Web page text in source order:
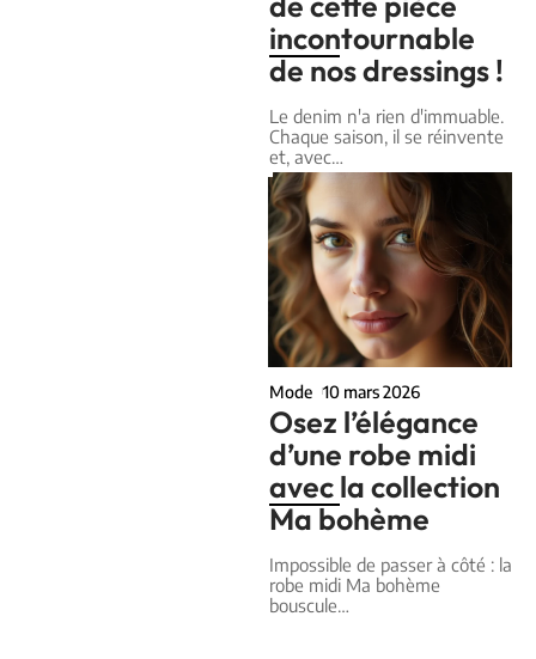
incontournable
de nos dressings !
Le denim n'a rien d'immuable.
Chaque saison, il se réinvente
et, avec…
Mode 10 mars 2026
Osez l’élégance
d’une robe midi
avec la collection
Ma bohème
Impossible de passer à côté : la
robe midi Ma bohème
bouscule…